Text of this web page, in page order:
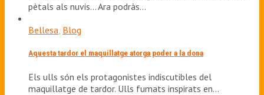
pètals als nuvis... Ara podràs…
Bellesa, Blog
Aquesta tardor el maquillatge atorga poder a la dona
Els ulls són els protagonistes indiscutibles del
maquillatge de tardor. Ulls fumats inspirats en…